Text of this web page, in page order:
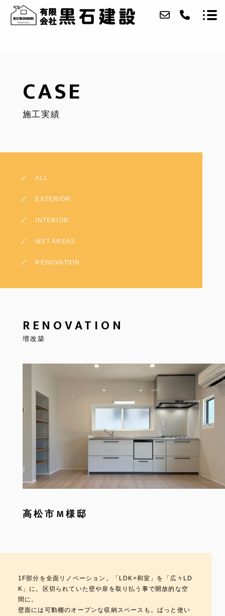
CASE
施工実績
ALL
EXTERIOR
INTERIOR
WET AREAS
RENOVATION
RENOVATION
増改築
高松市M様邸
1F部分を全面リノベーション。「LDK+和室」を「広々LD
K」に。区切られていた壁や扉を取り払う事で開放的な空
間に。
壁面には可動棚のオープンな収納スペースも。ぱっと使い